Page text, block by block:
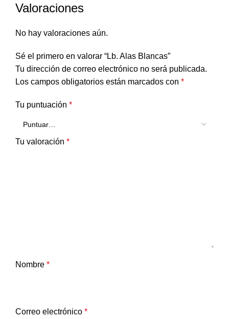
Valoraciones
No hay valoraciones aún.
Sé el primero en valorar “Lb. Alas Blancas”
Tu dirección de correo electrónico no será publicada.
Los campos obligatorios están marcados con *
Tu puntuación *
Tu valoración *
Nombre *
Correo electrónico *